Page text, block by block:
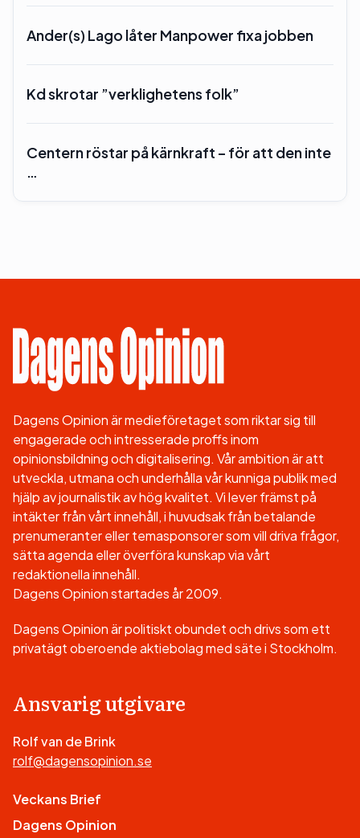
Ander(s) Lago låter Manpower fixa jobben
Kd skrotar ”verklighetens folk”
Centern röstar på kärnkraft – för att den inte
…
Dagens Opinion är medieföretaget som riktar sig till
engagerade och intresserade proffs inom
opinionsbildning och digitalisering. Vår ambition är att
utveckla, utmana och underhålla vår kunniga publik med
hjälp av journalistik av hög kvalitet. Vi lever främst på
intäkter från vårt innehåll, i huvudsak från betalande
prenumeranter eller temasponsorer som vill driva frågor,
sätta agenda eller överföra kunskap via vårt
redaktionella innehåll.
Dagens Opinion startades år 2009.
Dagens Opinion är politiskt obundet och drivs som ett
privatägt oberoende aktiebolag med säte i Stockholm.
Ansvarig utgivare
Rolf van de Brink
rolf@dagensopinion.se
Veckans Brief
Dagens Opinion